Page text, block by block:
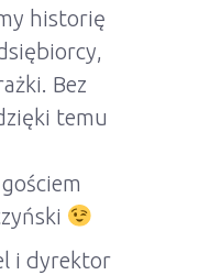
historię
Bez
temu
i dyrektor